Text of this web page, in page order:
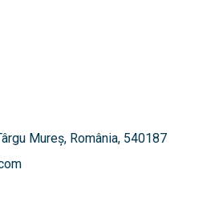
Mureș, România, 540187